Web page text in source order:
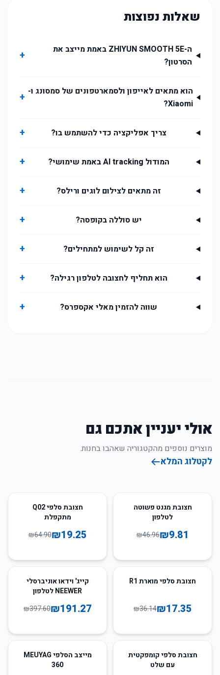
שאלות נפוצות
ה-ZHIYUN SMOOTH 5E באמת מייצב את
הסרטון?
+
הוא מתאים לאייפון ולסמארטפונים של סמסונג ו-
Xiaomi?
+
צריך אפליקציה כדי להשתמש בו? +
המודול AI tracking באמת שימושי? +
זה מתאים לצילום לוגים ורילס? +
יש סוללה בקופסה? +
זה קל לשימוש למתחילים? +
הוא תחליף לחצובה לטלפון רגילה? +
שווה להזמין מאלי אקספרס? +
אולי יעניין אתכם גם
מוצרים נוספים מהקטגוריה שאהבו בחנות.
לקטלוג המלא
חצובת מגנט פשוטה
לטלפון
₪9.81
₪46.96
חצובת סלפי Q02
מתקפלת
₪19.25
₪64.90
52
חצובת סלפי מוארת R1
₪17.35
₪36.14
52קייג' וידאו אוניברסלי
NEEWER לטלפון
₪191.27
₪397.60
50
חצובת סלפי קומפקטית
עם שלט
מייצב הסלפי MEUYAG
360